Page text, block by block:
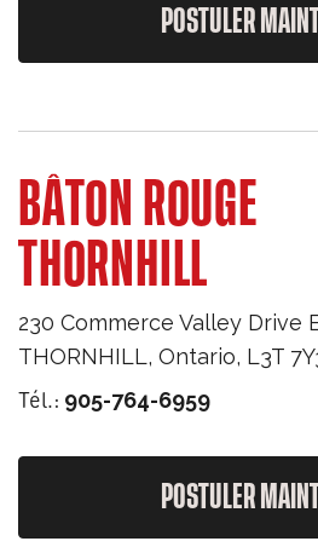
POSTULER
BÂTON ROUGE
THORNHILL
230 Commerce Valley Drive
THORNHILL, Ontario, L3T
Tél.: 905-764-6959
POSTULER